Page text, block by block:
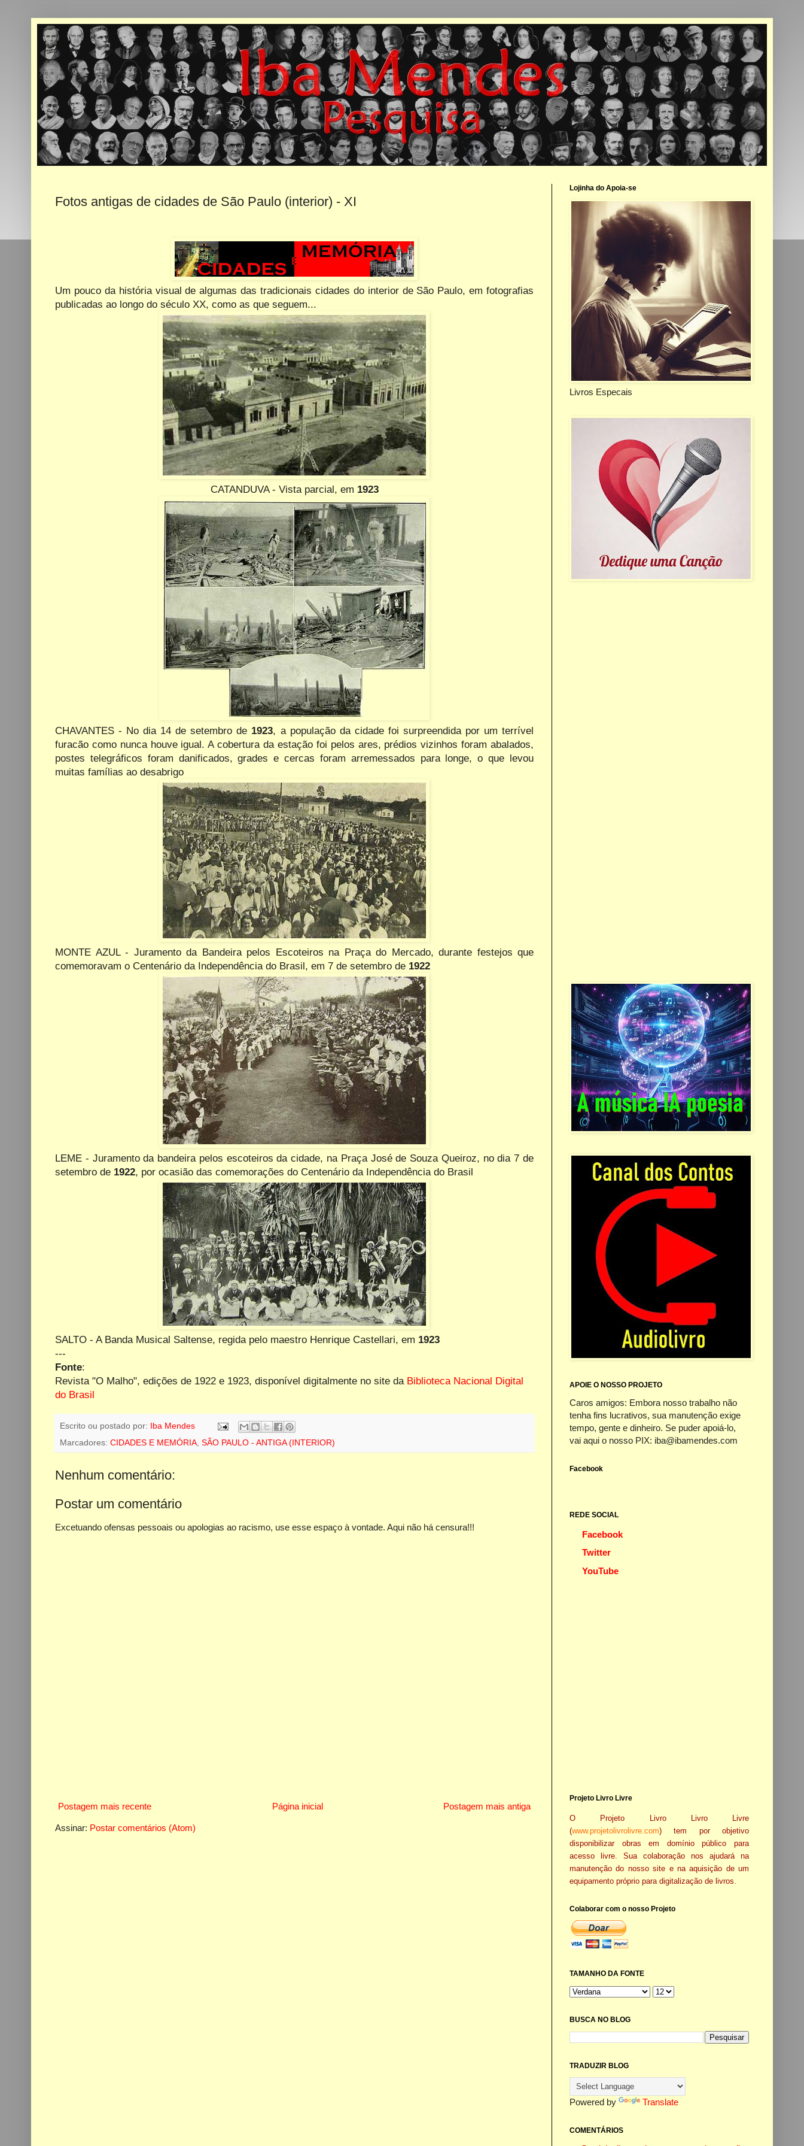
Fotos antigas de cidades de São Paulo (interior) - XI
Um pouco da história visual de algumas das tradicionais cidades do interior de São Paulo, em fotografias
publicadas ao longo do século XX, como as que seguem...
CATANDUVA - Vista parcial, em 1923
CHAVANTES - No dia 14 de setembro de 1923, a população da cidade foi surpreendida por um terrível
furacão como nunca houve igual. A cobertura da estação foi pelos ares, prédios vizinhos foram abalados,
postes telegráficos foram danificados, grades e cercas foram arremessados para longe, o que levou
muitas famílias ao desabrigo
MONTE AZUL - Juramento da Bandeira pelos Escoteiros na Praça do Mercado, durante festejos que
comemoravam o Centenário da Independência do Brasil, em 7 de setembro de 1922
LEME - Juramento da bandeira pelos escoteiros da cidade, na Praça José de Souza Queiroz, no dia 7 de
setembro de 1922, por ocasião das comemorações do Centenário da Independência do Brasil
SALTO - A Banda Musical Saltense, regida pelo maestro Henrique Castellari, em 1923
---
Fonte:
Revista "O Malho", edições de 1922 e 1923, disponível digitalmente no site da Biblioteca Nacional Digital
do Brasil
Escrito ou postado por: Iba Mendes
Marcadores: CIDADES E MEMÓRIA SÃO PAULO - ANTIGA (INTERIOR)
Nenhum comentário:
Postar um comentário
Excetuando ofensas pessoais ou apologias ao racismo, use esse espaço à vontade. Aqui não há censura!!!
Postagem mais recente Postagem mais antiga
Página inicial
Assinar: Postar comentários (Atom)
Lojinha do Apoia-se
Livros Especais
APOIE O NOSSO PROJETO
Caros amigos: Embora nosso trabalho não
tenha fins lucrativos, sua manutenção exige
tempo, gente e dinheiro. Se puder apoiá-lo,
vai aqui o nosso PIX: iba@ibamendes.com
Facebook
REDE SOCIAL
Facebook
Twitter
YouTube
Projeto Livro Livre
O Projeto Livro Livro Livre
(www.projetolivrolivre.com) tem por objetivo
disponibilizar obras em domínio público para
acesso livre. Sua colaboração nos ajudará na
manutenção do nosso site e na aquisição de um
equipamento próprio para digitalização de livros.
Colaborar com o nosso Projeto
TAMANHO DA FONTE
BUSCA NO BLOG
TRADUZIR BLOG
Powered by Translate
COMENTÁRIOS